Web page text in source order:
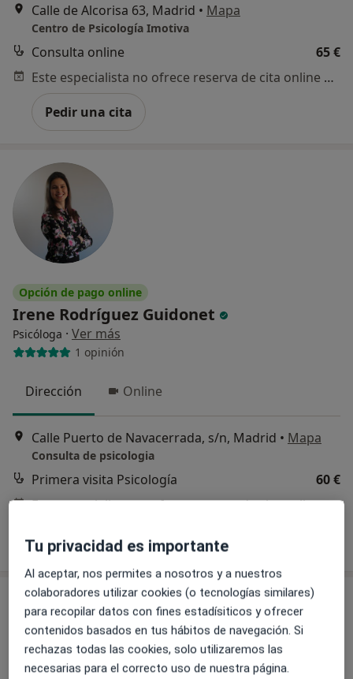
Calle de Alcorisa 63, Madrid • Mapa
Centro de Psicología Imotiva
Consulta online
65 €
Este especialista no ofrece reserva de cita online en esta dirección.
Pedir una cita
Opción de pago online
Irene Rodríguez Guidonet
Psicóloga · Ver más
1 opinión
Dirección Online
Calle Puerto de Navacerrada, s/n, Madrid • Mapa
Consulta de psicologia
Primera visita Psicología
60 €
Este especialista no ofrece reserva de cita online en esta dirección.
Pedir una cita
Tu privacidad es importante
Al aceptar, nos permites a nosotros y a nuestros
colaboradores utilizar cookies (o tecnologías similares)
para recopilar datos con fines estadísiticos y ofrecer
contenidos basados en tus hábitos de navegación. Si
rechazas todas las cookies, solo utilizaremos las
necesarias para el correcto uso de nuestra página.